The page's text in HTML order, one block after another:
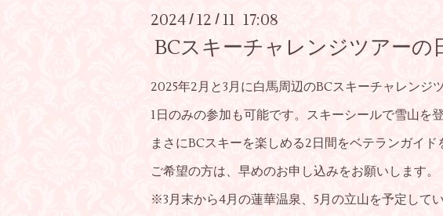
2024 / 12 / 11 17:08
BCスキーチャレンジツアーの
2025年2月と3月に白馬周辺のBCスキーチャレンジ
1日のみの参加も可能です。スキーシールで雪山を
まさにBCスキーを楽しめる2日間をベテランガイ
ご希望の方は、早めのお申し込みをお願いします
※3月末から4月の蓮華温泉、5月の立山を予定してい